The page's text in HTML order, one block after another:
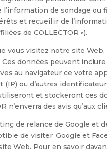
de sondage
et recueillir de
de COLLECTOR »).
vous visitez notre site
données peuvent
au navigateur de votre
ou d’autres
et stockeront ces
des avis qu’aux
de relance de Google et
de visiter. Google et
Web. Pour en savoir